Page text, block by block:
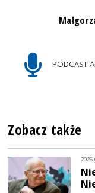
PODCAST
Zobacz także